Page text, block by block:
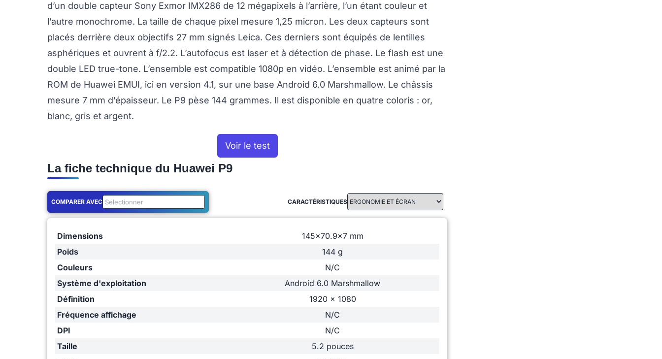
d’un double capteur Sony Exmor IMX286 de 12 mégapixels à l’arrière, l’un étant couleur et
l’autre monochrome. La taille de chaque pixel mesure 1,25 micron. Les deux capteurs sont
placés derrière deux objectifs 27 mm signés Leica. Ces derniers sont équipés de lentilles
asphériques et ouvrent à f/2.2. L’autofocus est laser et à détection de phase. Le flash est une
double LED true-tone. L’ensemble est compatible 1080p en vidéo. L’ensemble est animé par la
ROM de Huawei EMUI, ici en version 4.1, sur une base Android 6.0 Marshmallow. Le châssis
mesure 7 mm d’épaisseur. Le P9 pèse 144 grammes. Il est disponible en quatre coloris : or,
blanc, gris et argent.
Voir le test
La fiche technique du Huawei P9
COMPARER AVEC CARACTÉRISTIQUES
Dimensions
145x70.9x7 mm
Poids
144 g
Couleurs
N/C
Système d'exploitation
Android 6.0 Marshmallow
Définition
1920 x 1080
Fréquence affichage
N/C
DPI
N/C
Taille
5.2 pouces